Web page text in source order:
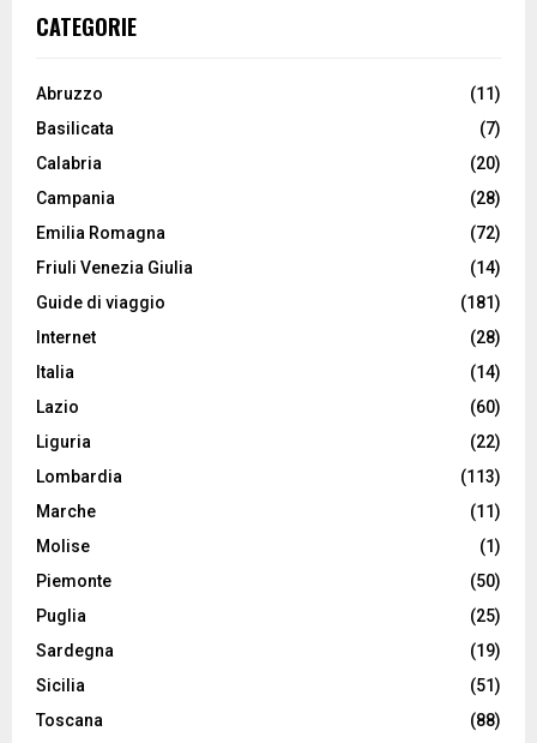
CATEGORIE
Abruzzo
(11)
Basilicata
(7)
Calabria
(20)
Campania
(28)
Emilia Romagna
(72)
Friuli Venezia Giulia
(14)
Guide di viaggio
(181)
Internet
(28)
Italia
(14)
Lazio
(60)
Liguria
(22)
Lombardia
(113)
Marche
(11)
Molise
(1)
Piemonte
(50)
Puglia
(25)
Sardegna
(19)
Sicilia
(51)
Toscana
(88)